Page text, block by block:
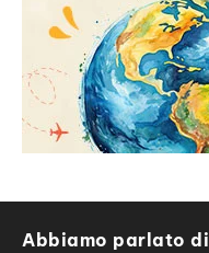
Abbiamo parlato di